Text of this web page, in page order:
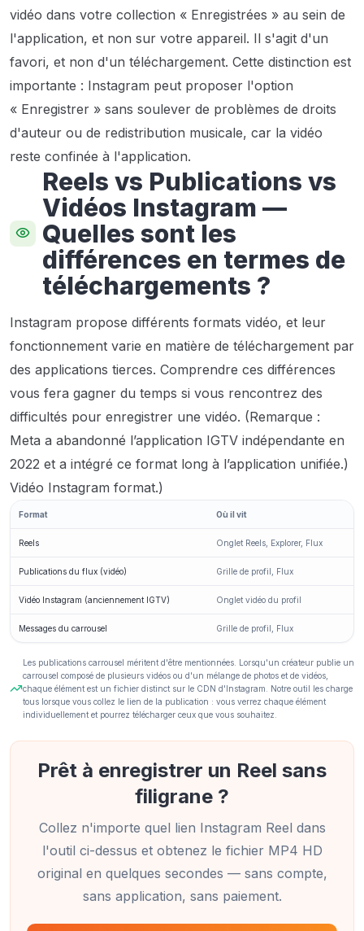
vidéo dans votre collection « Enregistrées » au sein de
l'application, et non sur votre appareil. Il s'agit d'un
favori, et non d'un téléchargement. Cette distinction est
importante : Instagram peut proposer l'option
« Enregistrer » sans soulever de problèmes de droits
d'auteur ou de redistribution musicale, car la vidéo
reste confinée à l'application.
Reels vs Publications vs
Vidéos Instagram —
Quelles sont les
différences en termes de
téléchargements ?
Instagram propose différents formats vidéo, et leur
fonctionnement varie en matière de téléchargement par
des applications tierces. Comprendre ces différences
vous fera gagner du temps si vous rencontrez des
difficultés pour enregistrer une vidéo. (Remarque :
Meta a abandonné l’application IGTV indépendante en
2022 et a intégré ce format long à l’application unifiée.)
Vidéo Instagram format.)
Format Où il vit
Reels Onglet Reels, Explorer, Flux
Publications du flux (vidéo) Grille de profil, Flux
Vidéo Instagram (anciennement IGTV) Onglet vidéo du profil
Messages du carrousel Grille de profil, Flux
Les publications carrousel méritent d'être mentionnées. Lorsqu'un créateur publie un
carrousel composé de plusieurs vidéos ou d'un mélange de photos et de vidéos,
chaque élément est un fichier distinct sur le CDN d'Instagram. Notre outil les charge
tous lorsque vous collez le lien de la publication : vous verrez chaque élément
individuellement et pourrez télécharger ceux que vous souhaitez.
Prêt à enregistrer un Reel sans
filigrane ?
Collez n'importe quel lien Instagram Reel dans
l'outil ci-dessus et obtenez le fichier MP4 HD
original en quelques secondes — sans compte,
sans application, sans paiement.